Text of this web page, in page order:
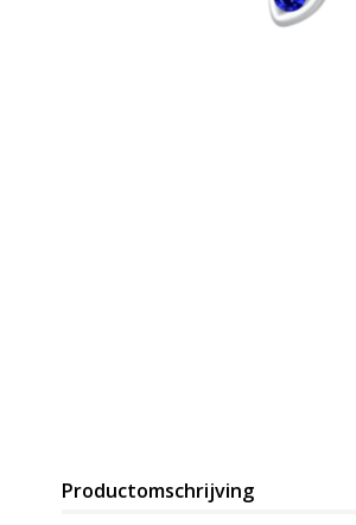
Productomschrijving